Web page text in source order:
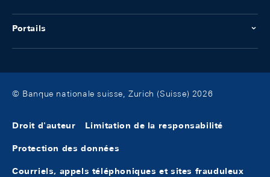
Portails
© Banque nationale suisse, Zurich (Suisse) 2026
Droit d'auteur Limitation de la responsabilité
Protection des données
Courriels, appels téléphoniques et sites frauduleux